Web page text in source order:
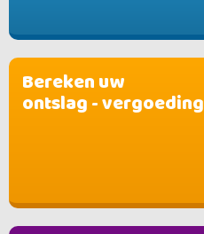
Bereken uw
ontslag - vergoeding